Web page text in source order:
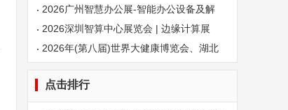
材展览会
2026广州智慧办公展-智能办公设备及解
决方案展会
2026深圳智算中心展览会 | 边缘计算展
2026年(第八届)世界大健康博览会、湖北
点击排行